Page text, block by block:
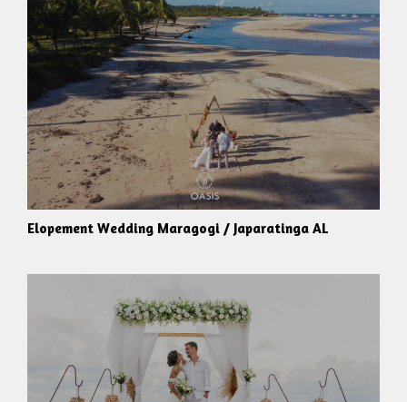
Elopement Wedding Maragogi / Japaratinga AL